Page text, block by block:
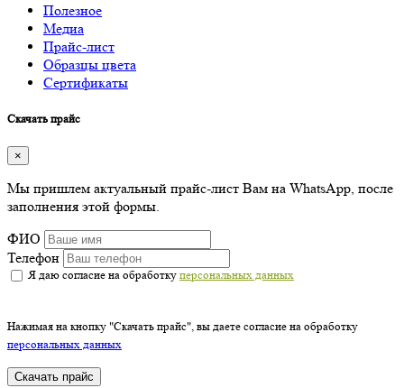
Полезное
Медиа
Прайс-лист
Образцы цвета
Сертификаты
Скачать прайс
×
Мы пришлем актуальный прайс-лист Вам на WhatsApp, после
заполнения этой формы.
ФИО
Телефон
Я даю согласие на обработку персональных данных
Нажимая на кнопку "Скачать прайс", вы даете согласие на обработку
персональных данных
Скачать прайс